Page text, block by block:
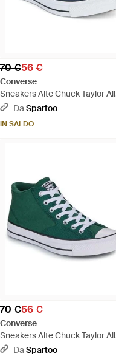
70 €56 €
Converse
Sneakers Alte Chuck Taylor All
Star Malden Street - Blu
DaSpartoo
IN SALDO
70 €56 €
Converse
Sneakers Alte Chuck Taylor All
Star Malden Street - Verde
DaSpartoo